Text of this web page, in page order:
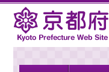
京都府